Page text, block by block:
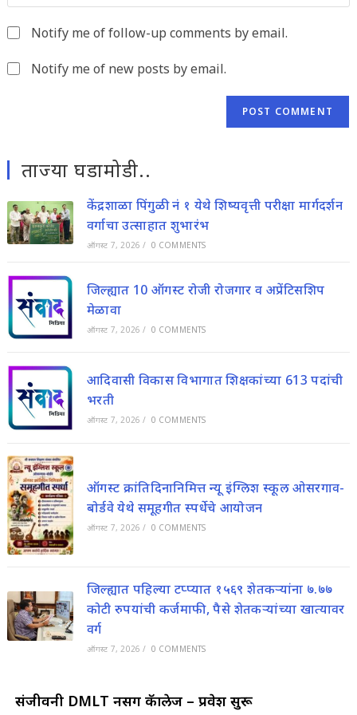
to
URL
Notify me of follow-up comments by email.
Notify me of new posts by email.
ताज्या घडामोडी..
केंद्रशाळा पिंगुळी नं १ येथे शिष्यवृत्ती परीक्षा मार्गदर्शन
वर्गाचा उत्साहात शुभारंभ
ऑगस्ट 7, 2026 / 0 COMMENTS
जिल्ह्यात 10 ऑगस्ट रोजी रोजगार व अप्रेंटिसशिप
मेळावा
ऑगस्ट 7, 2026 / 0 COMMENTS
आदिवासी विकास विभागात शिक्षकांच्या 613 पदांची
भरती
ऑगस्ट 7, 2026 / 0 COMMENTS
ऑगस्ट क्रांतिदिनानिमित्त न्यू इंग्लिश स्कूल ओसरगाव-
बोर्डवे येथे समूहगीत स्पर्धेचे आयोजन
ऑगस्ट 7, 2026 / 0 COMMENTS
जिल्ह्यात पहिल्या टप्प्यात १५६९ शेतकऱ्यांना ७.७७
कोटी रुपयांची कर्जमाफी, पैसे शेतकऱ्यांच्या खात्यावर
वर्ग
ऑगस्ट 7, 2026 / 0 COMMENTS
संजीवनी DMLT नर्सिंग कॅालेज – प्रवेश सुरू